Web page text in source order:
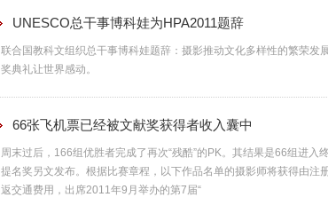
UNESCO总干事博科娃为HPA2011题辞
联合国教科文组织总干事博科娃题辞：摄影推动文化多样性的繁荣发
奖典礼让世界感动。
66张飞机票已经被文献奖获得者收入囊中
周末过后，166组优胜者完成了再次“残酷”的PK。其结果是66组进入
提名奖另文发布。根据比赛章程，以下作品名单的摄影师将获得由注
返交通费用，出席2011年9月举办的第7届“